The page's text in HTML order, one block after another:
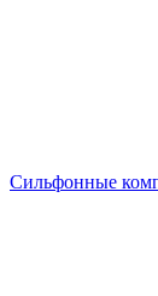
Сильфонные